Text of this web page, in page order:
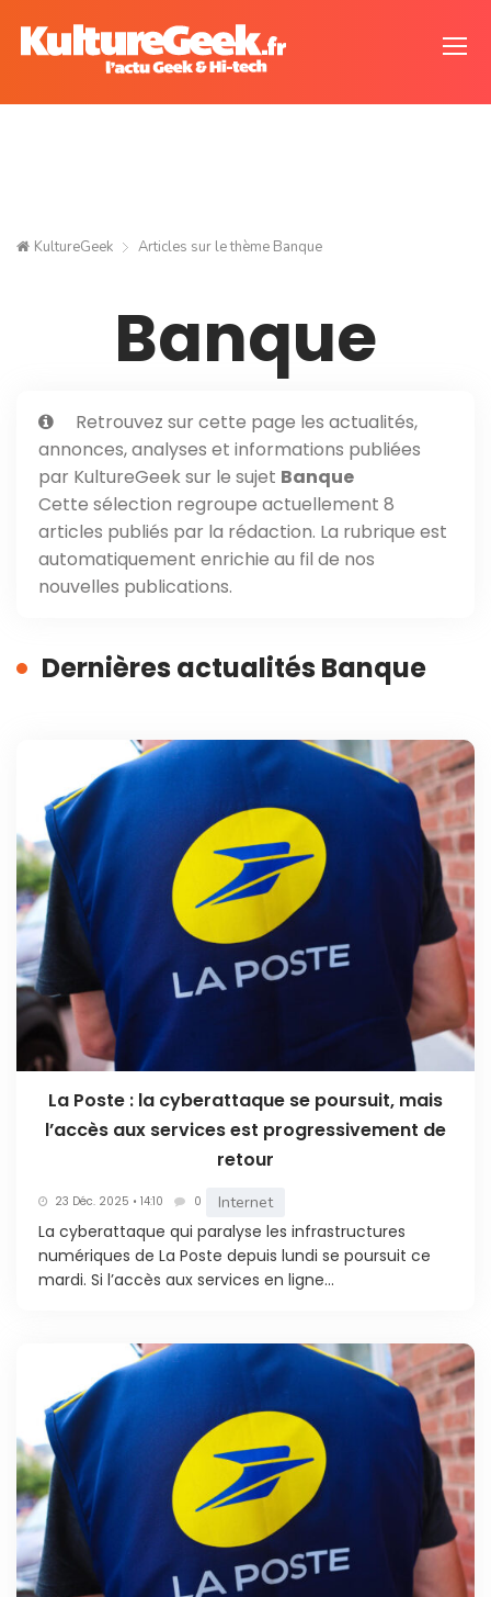
KultureGeek Articles sur le thème Banque
Banque
Retrouvez sur cette page les actualités,
annonces, analyses et informations publiées
par KultureGeek sur le sujet Banque
Cette sélection regroupe actuellement 8
articles publiés par la rédaction. La rubrique est
automatiquement enrichie au fil de nos
nouvelles publications.
Dernières actualités Banque
La Poste : la cyberattaque se poursuit, mais
l’accès aux services est progressivement de
retour
23 Déc. 2025 • 14:10 0 Internet
La cyberattaque qui paralyse les infrastructures
numériques de La Poste depuis lundi se poursuit ce
mardi. Si l’accès aux services en ligne...